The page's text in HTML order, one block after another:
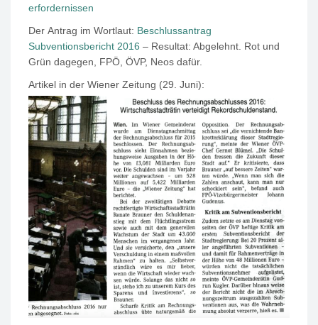
erfordernissen
Der Antrag im Wortlaut: Beschlussantrag
Subventionsbericht 2016 – Resultat: Abgelehnt. Rot und
Grün dagegen, FPÖ, ÖVP, Neos dafür.
Artikel in der Wiener Zeitung (29. Juni):